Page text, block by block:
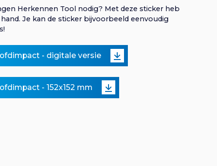
Herkennen Tool nodig? Met deze sticker heb
Je kan de sticker bijvoorbeeld eenvoudig
- digitale versie
- 152x152 mm